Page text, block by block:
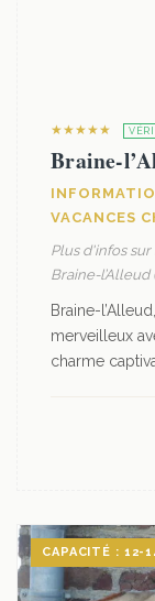
★★★★★
Braine-
VACANCES
Plus d'infos
Braine-l’Alleud
Braine-
merveilleux
charme
CAPACITÉ : 12-